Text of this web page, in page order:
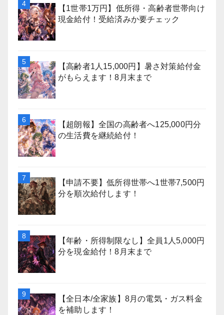
【1世帯1万円】低所得・高齢者世帯向け
現金給付！受給済みか要チェック
【高齢者1人15,000円】暑さ対策給付金
がもらえます！8月末まで
【超朗報】全国の高齢者へ125,000円分
の生活費を継続給付！
【申請不要】低所得世帯へ1世帯7,500円
分を順次給付します！
【年齢・所得制限なし】全員1人5,000円
分を現金給付！8月末まで
【全日本/全家族】8月の電気・ガス料金
を補助します！